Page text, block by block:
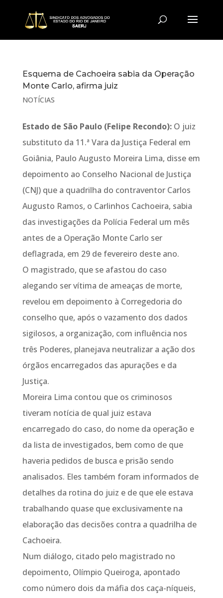
Esquema de Cachoeira sabia da Operação
Monte Carlo, afirma juiz
NOTÍCIAS
Estado de São Paulo (Felipe Recondo):O juiz
substituto da 11.ª Vara da Justiça Federal em
Goiânia, Paulo Augusto Moreira Lima, disse em
depoimento ao Conselho Nacional de Justiça
(CNJ) que a quadrilha do contraventor Carlos
Augusto Ramos, o Carlinhos Cachoeira, sabia
das investigações da Polícia Federal um mês
antes de a Operação Monte Carlo ser
deflagrada, em 29 de fevereiro deste ano.
O magistrado, que se afastou do caso
alegando ser vítima de ameaças de morte,
revelou em depoimento à Corregedoria do
conselho que, após o vazamento dos dados
sigilosos, a organização, com influência nos
três Poderes, planejava neutralizar a ação dos
órgãos encarregados das apurações e da
Justiça.
Moreira Lima contou que os criminosos
tiveram notícia de qual juiz estava
encarregado do caso, do nome da operação e
da lista de investigados, bem como de que
haveria pedidos de busca e prisão sendo
analisados. Eles também foram informados de
detalhes da rotina do juiz e de que ele estava
trabalhando quase que exclusivamente na
elaboração das decisões contra a quadrilha de
Cachoeira.
Num diálogo, citado pelo magistrado no
depoimento, Olímpio Queiroga, apontado
como número dois da máfia dos caça-níqueis,